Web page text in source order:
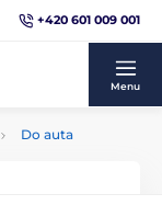
+420 601 009 001
Menu
Do auta